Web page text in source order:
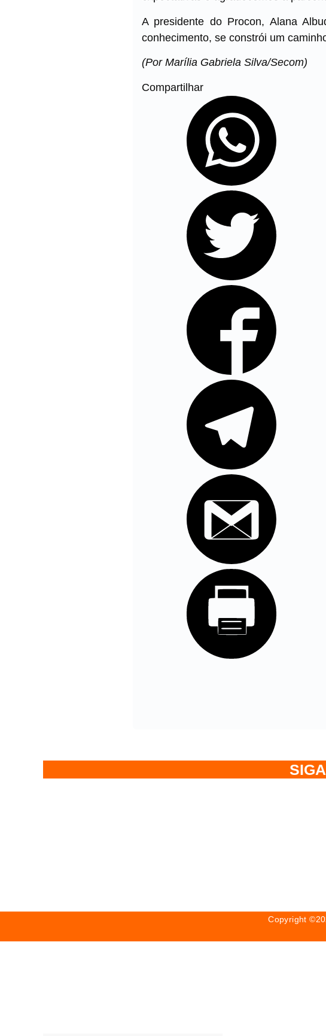
A presidente do Procon, Alana
conhecimento, se constrói um
(Por Marília Gabriela Silva/Secom)
Compartilhar
Copyright